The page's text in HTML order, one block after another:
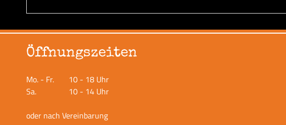
Öffnungszeiten
Mo. - Fr.
10 - 18 Uhr
Sa.
10 - 14 Uhr
oder nach Vereinbarung